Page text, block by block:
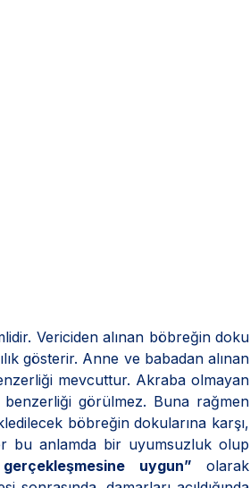
Vericiden alınan böbreğin doku
gösterir. Anne ve babadan alınan
mevcuttur. Akraba olmayan
benzerliği görülmez. Buna rağmen
böbreğin dokularına karşı,
bu anlamda bir uyumsuzluk olup
uygun”olarak